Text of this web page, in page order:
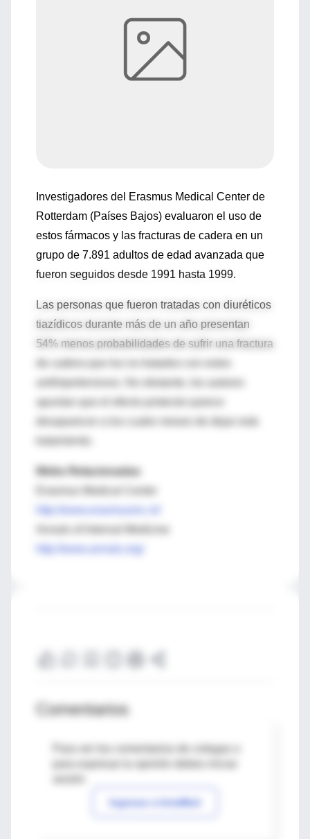
Investigadores del Erasmus Medical Center de
Rotterdam (Países Bajos) evaluaron el uso de
estos fármacos y las fracturas de cadera en un
grupo de 7.891 adultos de edad avanzada que
fueron seguidos desde 1991 hasta 1999.
Las personas que fueron tratadas con diuréticos
tiazídicos durante más de un año presentan
54% menos probabilidades de sufrir una fractura
de cadera que los no tratados con estos
apuntan que el efecto protector parece
desaparecer a los cuatro meses de dejar este
Webs Relacionadas
Comentarios
Para ver los comentarios de colegas o
Ingresar a IntraMed